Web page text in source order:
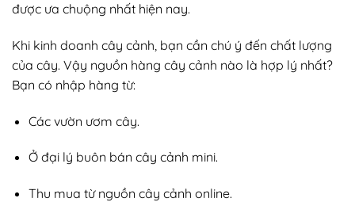
được ưa chuộng nhất hiện nay.
Khi kinh doanh cây cảnh, bạn cần chú ý đến chất lượng
của cây. Vậy nguồn hàng cây cảnh nào là hợp lý nhất?
Bạn có nhập hàng từ:
Các vườn ươm cây.
Ở đại lý buôn bán cây cảnh mini.
Thu mua từ nguồn cây cảnh online.